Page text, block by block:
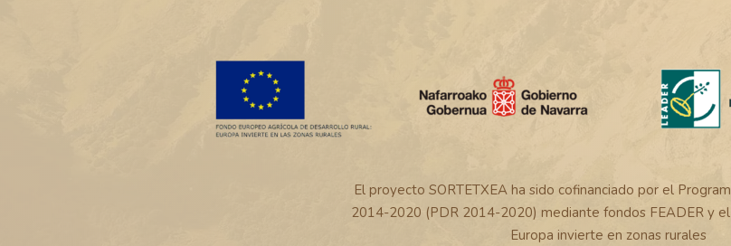
El proyecto SORTETXEA ha sido cofinanciado por el
2014-2020 (PDR 2014-2020) mediante fondos FEADER y
Europa invierte en zonas rurales